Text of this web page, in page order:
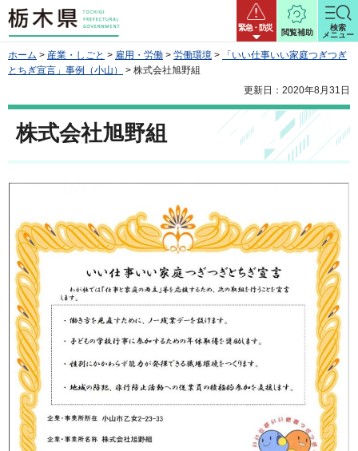
栃木県 緊急・防災
閲覧補助
検索
メニュー
ホーム > 産業・しごと > 雇用・労働 > 労働環境 >
「いい仕事いい家庭つぎつぎ
とちぎ宣言」事例（小山）
> 株式会社旭野組
更新日：2020年8月31日
株式会社旭野組